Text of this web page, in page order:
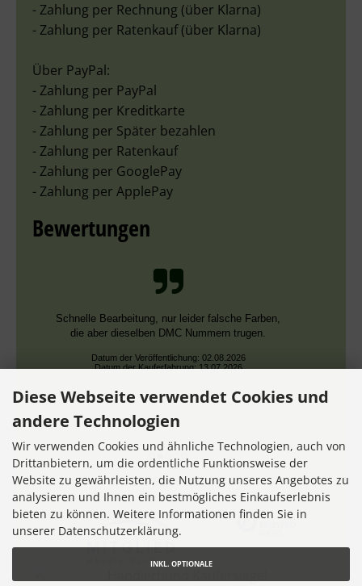
- Zahlung per Rechnung (über Klarna)
- Zahlung per Ratenkauf (über Klarna)
Über PayPal:
- Zahlung per PayPal
- Zahlung per Kreditkarte
- Zahlung per Später bezahlen
- Zahlung per Ratenkauf
- Zahlung per GooglePay
- Zahlung per ApplePay
Bewertungen
Schnelle Bearbeitung, nur leider falsche Farben,
die aber dieselben DMC Nummern trugen.
Datum der Veröffentlichung: 02.08.2026
Datum der Kauferfahrung: 13.07.2026
7,355 Bewertungen
Diese Webseite verwendet Cookies und
andere Technologien
Wir verwenden Cookies und ähnliche Technologien, auch von
Drittanbietern, um die ordentliche Funktionsweise der
Website zu gewährleisten, die Nutzung unseres Angebotes zu
analysieren und Ihnen ein bestmögliches Einkaufserlebnis
bieten zu können. Weitere Informationen finden Sie in
unserer Datenschutzerklärung.
INKL. OPTIONALE